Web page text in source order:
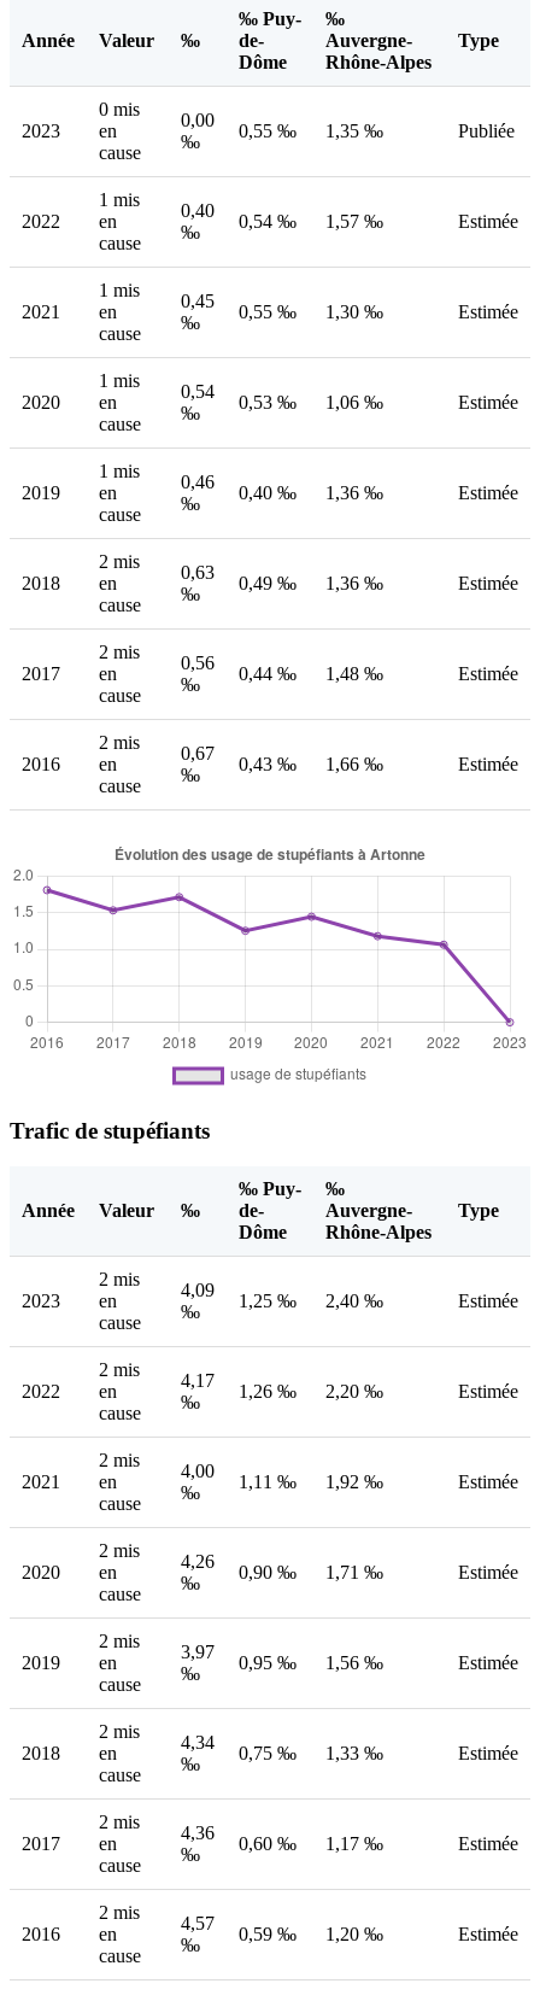
Année Valeur ‰
‰ Puy-
de-
Dôme
‰
Auvergne-
Rhône-Alpes
Type
2023
0 mis
en
cause
0,00
‰
0,55 ‰ 1,35 ‰ Publiée
2022
1 mis
en
cause
0,40
‰
0,54 ‰ 1,57 ‰ Estimée
2021
1 mis
en
cause
0,45
‰
0,55 ‰ 1,30 ‰ Estimée
2020
1 mis
en
cause
0,54
‰
0,53 ‰ 1,06 ‰ Estimée
2019
1 mis
en
cause
0,46
‰
0,40 ‰ 1,36 ‰ Estimée
2018
2 mis
en
cause
0,63
‰
0,49 ‰ 1,36 ‰ Estimée
2017
2 mis
en
cause
0,56
‰
0,44 ‰ 1,48 ‰ Estimée
2016
2 mis
en
cause
0,67
‰
0,43 ‰ 1,66 ‰ Estimée
Trafic de stupéfiants
Année Valeur ‰
‰ Puy-
de-
Dôme
‰
Auvergne-
Rhône-Alpes
Type
2023
2 mis
en
cause
4,09
‰
1,25 ‰ 2,40 ‰ Estimée
2022
2 mis
en
cause
4,17
‰
1,26 ‰ 2,20 ‰ Estimée
2021
2 mis
en
cause
4,00
‰
1,11 ‰ 1,92 ‰ Estimée
2020
2 mis
en
cause
4,26
‰
0,90 ‰ 1,71 ‰ Estimée
2019
2 mis
en
cause
3,97
‰
0,95 ‰ 1,56 ‰ Estimée
2018
2 mis
en
cause
4,34
‰
0,75 ‰ 1,33 ‰ Estimée
2017
2 mis
en
cause
4,36
‰
0,60 ‰ 1,17 ‰ Estimée
2016
2 mis
en
cause
4,57
‰
0,59 ‰ 1,20 ‰ Estimée